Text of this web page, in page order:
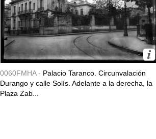
0060FMHA - Palacio Taranco. Circunvalación
Durango y calle Solís. Adelante a la derecha, la
Plaza Zab...